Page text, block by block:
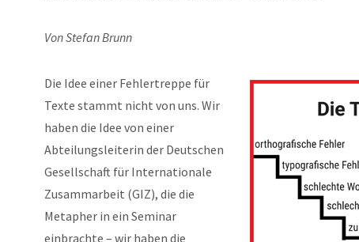
Von Stefan Brunn
Die Idee einer Fehlertreppe für
Texte stammt nicht von uns. Wir
haben die Idee von einer
Abteilungsleiterin der Deutschen
Gesellschaft für Internationale
Zusammarbeit (GIZ), die die
Metapher in ein Seminar
einbrachte – wir haben die